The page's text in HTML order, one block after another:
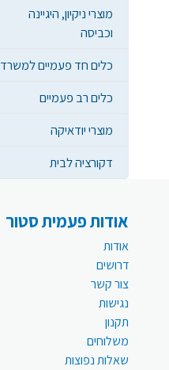
מוצרי ניקיון, היגיינה
וכביסה
כלים חד פעמיים למשרד
כלים רב פעמיים
מוצרי יודאיקה
דקורציה לבית
אודות פעמית סטור
אודות
דרושים
צור קשר
נגישות
תקנון
משלוחים
שאלות נפוצות